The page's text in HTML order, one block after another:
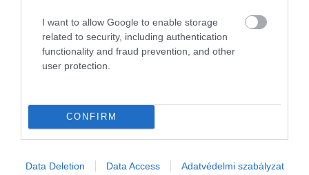
I want to allow Google to enable storage
related to security, including authentication
functionality and fraud prevention, and other
user protection.
CONFIRM
Data Deletion Data Access Adatvédelmi szabályzat
emelkedik, írja a holtankoljak.hu.